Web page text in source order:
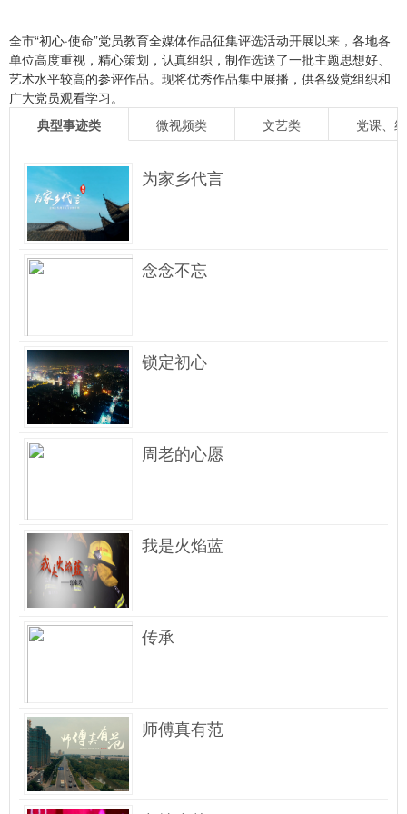
全市“初心·使命”党员教育全媒体作品征集评选活动开展以来，各地各
单位高度重视，精心策划，认真组织，制作选送了一批主题思想好、
艺术水平较高的参评作品。现将优秀作品集中展播，供各级党组织和
广大党员观看学习。
典型事迹类
微视频类 文艺类 党课、
为家乡代言
念念不忘
锁定初心
周老的心愿
我是火焰蓝
传承
师傅真有范